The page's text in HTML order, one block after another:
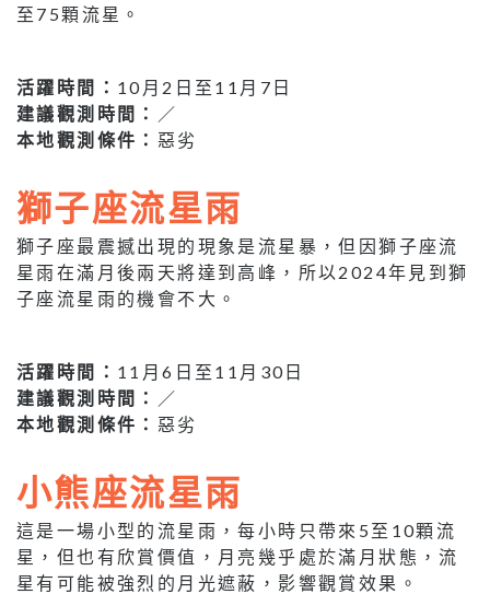
至75顆流星。
活躍時間： 10月2日至11月7日
建議觀測時間：
／
本地觀測條件： 惡劣
獅子座流星雨
獅子座最震撼出現的現象是流星暴，但因獅子座流
星雨在滿月後兩天將達到高峰，所以2024年見到獅
子座流星雨的機會不大。
活躍時間： 11月6日至11月30日
建議觀測時間：
／
本地觀測條件： 惡劣
小熊座流星雨
這是一場小型的流星雨，每小時只帶來5至10顆流
星，但也有欣賞價值，月亮幾乎處於滿月狀態，流
星有可能被強烈的月光遮蔽，影響觀賞效果。